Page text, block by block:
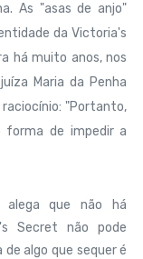
As "asas de anjo"
da Victoria's
há muito anos, nos
Maria da Penha
raciocínio: "Portanto,
forma de impedir a
alega que não há
Secret não pode
algo que sequer é